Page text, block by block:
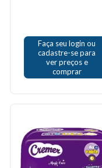
Faça seu login ou
cadastre-se para
ver preços e
comprar